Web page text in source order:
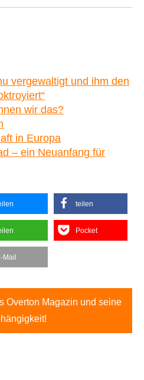
vergewaltigt und ihm den
wir das?
in Europa
– ein Neuanfang für
teilen
Pocket
Mail
Overton Magazin und seine